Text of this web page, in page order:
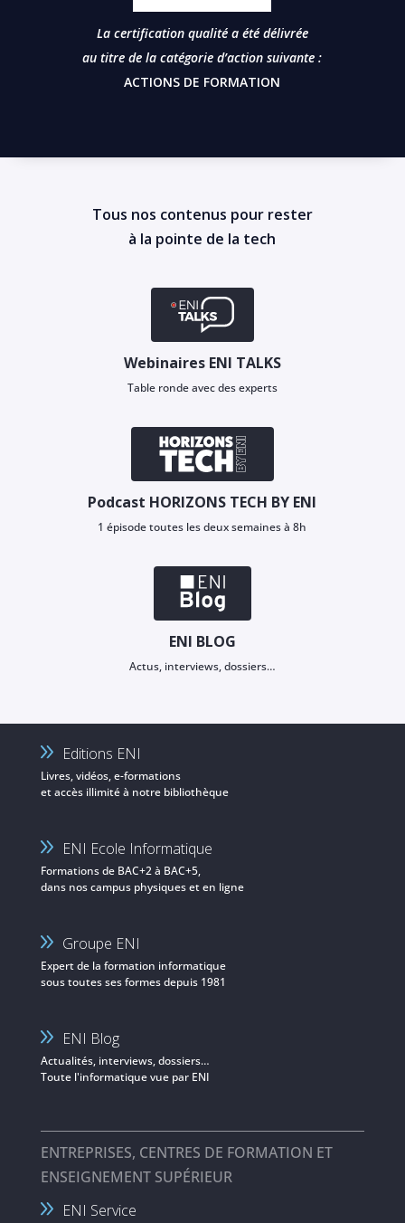
La certification qualité a été délivrée
au titre de la catégorie d’action suivante :
ACTIONS DE FORMATION
Tous nos contenus pour rester
à la pointe de la tech
Webinaires ENI TALKS
Table ronde avec des experts
Podcast HORIZONS TECH BY ENI
1 épisode toutes les deux semaines à 8h
ENI BLOG
Actus, interviews, dossiers…
Editions ENI
Livres, vidéos, e-formations
et accès illimité à notre bibliothèque
ENI Ecole Informatique
Formations de BAC+2 à BAC+5,
dans nos campus physiques et en ligne
Groupe ENI
Expert de la formation informatique
sous toutes ses formes depuis 1981
ENI Blog
Actualités, interviews, dossiers…
Toute l'informatique vue par ENI
ENTREPRISES, CENTRES DE FORMATION ET
ENSEIGNEMENT SUPÉRIEUR
ENI Service